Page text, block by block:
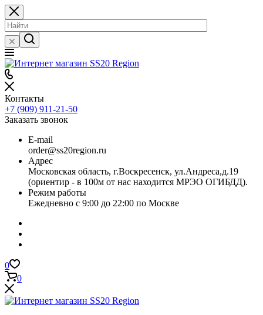
Контакты
+7 (909) 911-21-50
Заказать звонок
E-mail
order@ss20region.ru
Адрес
Московская область, г.Воскресенск, ул.Андреса,д.19
(ориентир - в 100м от нас находится МРЭО ОГИБДД).
Режим работы
Ежедневно с 9:00 до 22:00 по Москве
0
0